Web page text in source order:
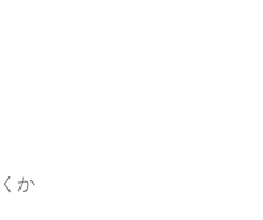
か